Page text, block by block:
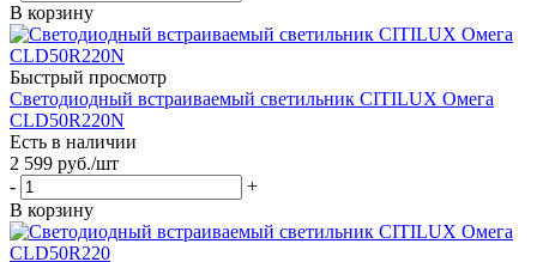
В корзину
Быстрый просмотр
Светодиодный встраиваемый светильник CITILUX Омега
CLD50R220N
Есть в наличии
2 599 руб./шт
-
+
В корзину